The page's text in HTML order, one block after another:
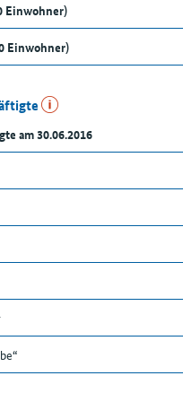
Einwohner)
Einwohner)
am 30.06.2016